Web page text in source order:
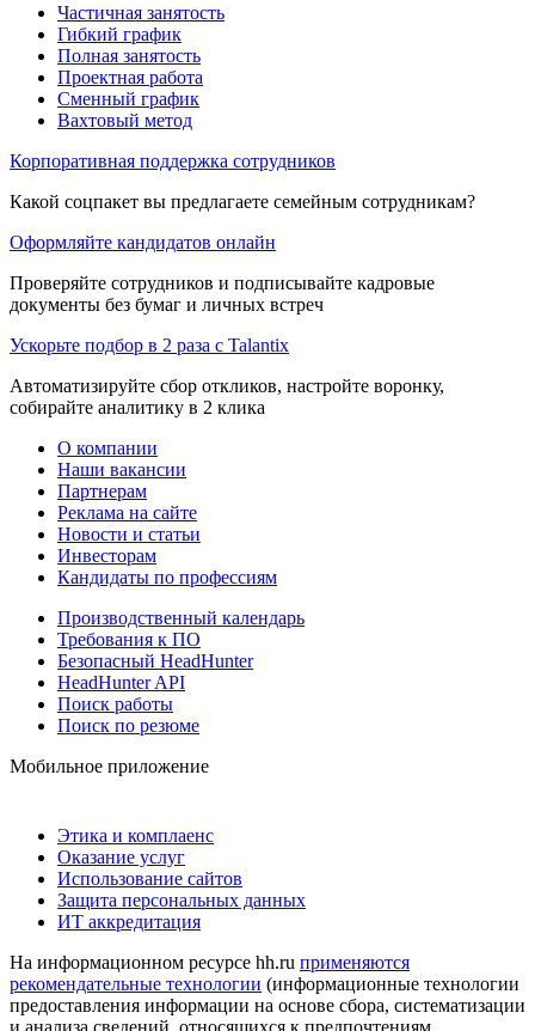
Частичная занятость
Гибкий график
Полная занятость
Проектная работа
Сменный график
Вахтовый метод
Корпоративная поддержка сотрудников
Какой соцпакет вы предлагаете семейным сотрудникам?
Оформляйте кандидатов онлайн
Проверяйте сотрудников и подписывайте кадровые
документы без бумаг и личных встреч
Ускорьте подбор в 2 раза с Talantix
Автоматизируйте сбор откликов, настройте воронку,
собирайте аналитику в 2 клика
О компании
Наши вакансии
Партнерам
Реклама на сайте
Новости и статьи
Инвесторам
Кандидаты по профессиям
Производственный календарь
Требования к ПО
Безопасный HeadHunter
HeadHunter API
Поиск работы
Поиск по резюме
Мобильное приложение
Этика и комплаенс
Оказание услуг
Использование сайтов
Защита персональных данных
ИТ аккредитация
На информационном ресурсе hh.ru применяются
рекомендательные технологии (информационные технологии
предоставления информации на основе сбора, систематизации
и анализа сведений, относящихся к предпочтениям